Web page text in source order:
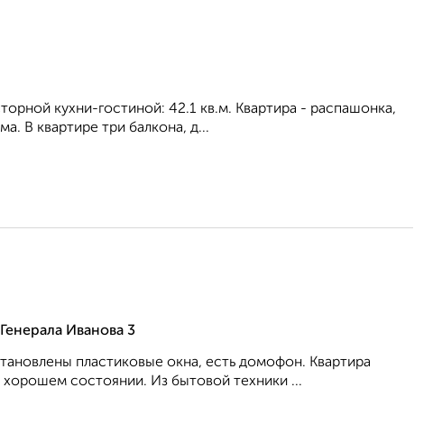
кухни-гостиной: 42.1 кв.м. Квартира - распашонка,
В квартире три балкона, д...
Иванова 3
пластиковые окна, есть домофон. Квартира
состоянии. Из бытовой техники ...